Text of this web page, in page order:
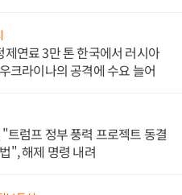
연료 3만 톤 한국에서 러시아
크라이나의 공격에 수요 늘어
트럼프 정부 풍력 프로젝트 동결
", 해제 명령 내려